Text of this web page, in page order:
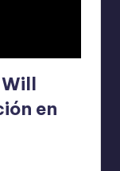
en